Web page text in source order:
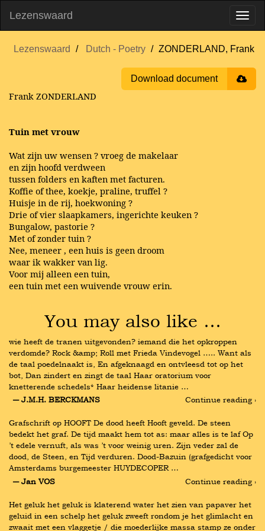
Lezenswaard
Lezenswaard Dutch - Poetry ZONDERLAND, Frank
Download document
Frank ZONDERLAND
Tuin met vrouw
Wat zijn uw wensen ? vroeg de makelaar
en zijn hoofd verdween
tussen folders en kaften met facturen.
Koffie of thee, koekje, praline, truffel ?
Huisje in de rij, hoekwoning ?
Drie of vier slaapkamers, ingerichte keuken ?
Bungalow, pastorie ?
Met of zonder tuin ?
Nee, meneer , een huis is geen droom
waar ik wakker van lig.
Voor mij alleen een tuin,
een tuin met een wuivende vrouw erin.
You may also like …
wie heeft de tranen uitgevonden? iemand die het opkroppen
verdomde? Rock &amp; Roll met Frieda Vindevogel ….. Want als
de taal poedelnaakt is, En afgeknaagd en ontvleesd tot op het
bot, Dan zindert en zingt de taal Haar oratorium voor
knetterende schedels* Haar heidense litanie …
― J.M.H. BERCKMANS
Continue reading ›
Grafschrift op HOOFT De dood heeft Hooft geveld. De steen
bedekt het graf. De tijd maakt hem tot as: maar alles is te laf Op
’t edele vernuft, als was ’t voor weinig uren. Zijn veder zal de
dood, de Steen, en Tijd verduren. Dood-Bazuin (grafgedicht voor
Amsterdams burgemeester HUYDECOPER …
― Jan VOS
Continue reading ›
Het geluk het geluk is klaterend water het zien van papaver het
geluid in een schelp het geluk zweeft rondom je het glimlacht en
zwaait met een vlaggetje / die moederlijke massa stamp ze onder